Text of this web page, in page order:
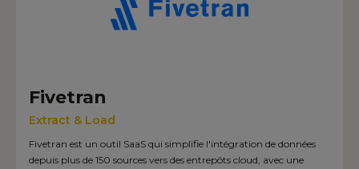
Fivetran
Extract & Load
Fivetran est un outil SaaS qui simplifie l'intégration de données
depuis plus de 150 sources vers des entrepôts cloud, avec une